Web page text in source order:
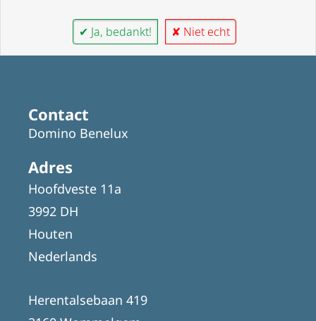
✔ Ja, bedankt! ✘ Niet echt
Contact
Domino Benelux
Adres
Hoofdveste 11a
3992 DH
Houten
Nederlands
Herentalsebaan 419